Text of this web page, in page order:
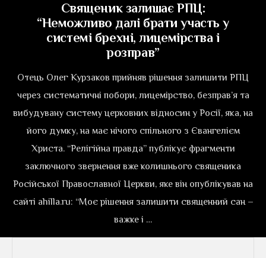
Священик залишає РПЦ:
“Неможливо далі брати участь у
системі брехні, лицемірства і
розправ”
Отець Олег Курзаков прийняв рішення залишити РПЦ
через систематичні побори, лицемірство, безправ’я та
вибудувану систему церковних відносин у Росії, яка, на
його думку, на має нічого спільного з Євангелієм
Христа. “Релігійна правда” публікує фрагменти
заключного звернення вже колишнього священика
Російської Православної Церкви, яке він опублікував на
сайті ahilla.ru: “Моє рішення залишити священний сан –
важке і …